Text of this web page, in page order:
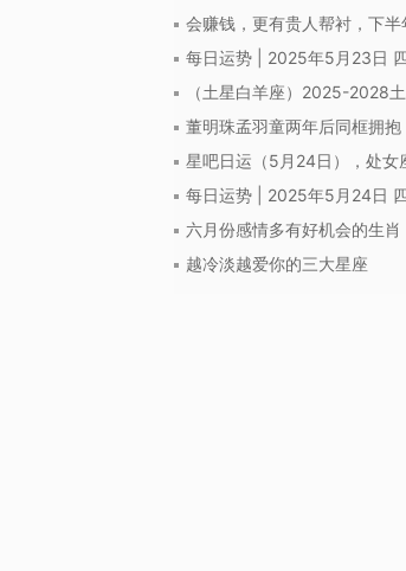
会赚钱，更有贵人帮衬，下
每日运势 | 2025年5月23日
（土星白羊座）2025-2028
董明珠孟羽童两年后同框拥
星吧日运（5月24日），处女
每日运势 | 2025年5月24日
六月份感情多有好机会的生肖
越冷淡越爱你的三大星座